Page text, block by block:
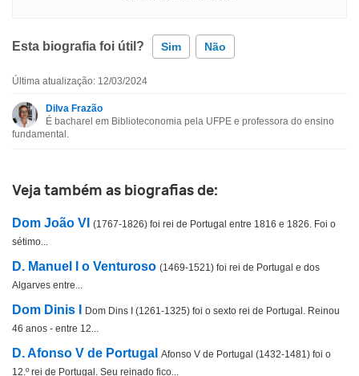
Esta biografia foi útil? Sim Não
Esta biografia não tem a informação que procuro
Última atualização: 12/03/2024
Dilva Frazão
É bacharel em Biblioteconomia pela UFPE e professora do ensino
fundamental.
Veja também as biografias de:
Dom João VI (1767-1826) foi rei de Portugal entre 1816 e 1826. Foi o
sétimo...
D. Manuel I o Venturoso (1469-1521) foi rei de Portugal e dos
Algarves entre...
Dom Dinis I
Dom Dins I (1261-1325) foi o sexto rei de Portugal. Reinou
46 anos - entre 12...
D. Afonso V de Portugal Afonso V de Portugal (1432-1481) foi o
12.º rei de Portugal. Seu reinado fico...